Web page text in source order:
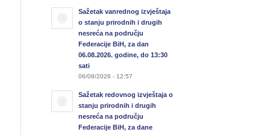
Sažetak vanrednog izvještaja
o stanju prirodnih i drugih
nesreća na području
Federacije BiH, za dan
06.08.2026. godine, do 13:30
sati
06/08/2026 - 12:57
Sažetak redovnog izvještaja o
stanju prirodnih i drugih
nesreća na području
Federacije BiH, za dane